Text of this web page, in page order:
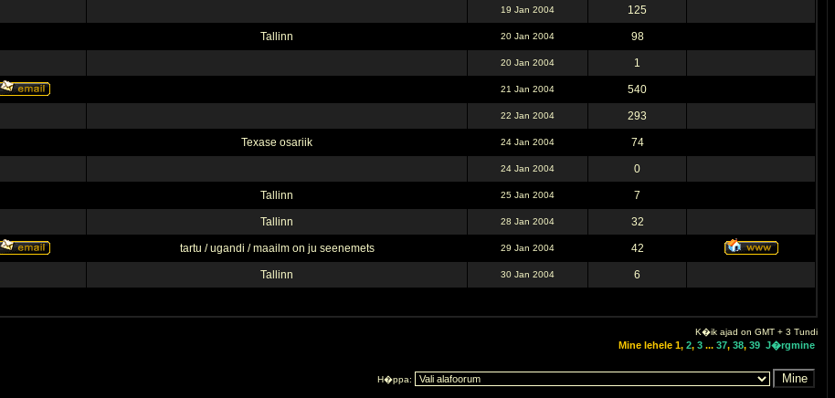
19 Jan 2004 125
Tallinn 20 Jan 2004 98
20 Jan 2004 1
21 Jan 2004 540
22 Jan 2004 293
Texase osariik 24 Jan 2004 74
24 Jan 2004 0
Tallinn 25 Jan 2004 7
Tallinn 28 Jan 2004 32
tartu / ugandi / maailm on ju seenemets 29 Jan 2004 42
Tallinn 30 Jan 2004 6
K�ik ajad on GMT + 3 Tundi
Mine lehele 1, 2, 3 ... 37, 38, 39 J�rgmine
H�ppa: